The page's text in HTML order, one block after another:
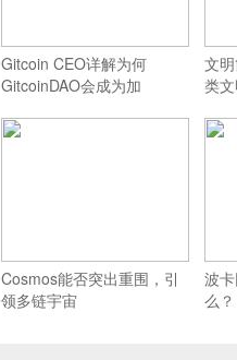
Gitcoin CEO详解为何
GitcoinDAO会成为加
文
类
Cosmos能否突出重围，引
领多链宇宙
波
么？